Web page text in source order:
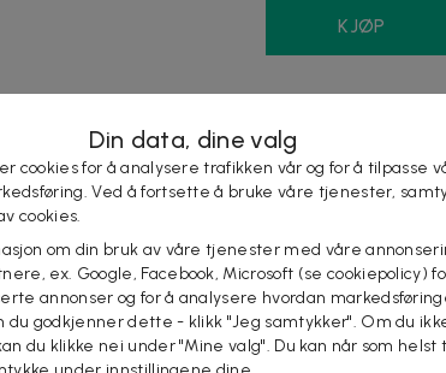
KJØP
dealen så også på
-63%
169 kr259 kr - 35%
Din data, dine valg
cookies for å analysere trafikken vår og for å tilpasse
Ved å fortsette å bruke våre tjenester,
cookies.
om din bruk av våre tjenester med våre
ex. Google, Facebook, Microsoft (se cookiepolicy)
annonser og for å analysere hvordan
du godkjenner dette - klikk "Jeg samtykker". Om du
du klikke nei under "Mine valg". Du kan når som helst